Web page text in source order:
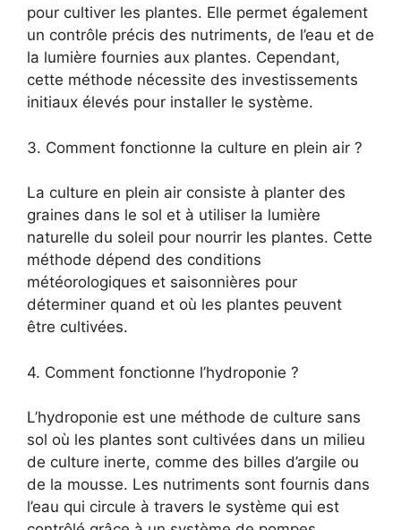
pour cultiver les plantes. Elle permet également
un contrôle précis des nutriments, de l’eau et de
la lumière fournies aux plantes. Cependant,
cette méthode nécessite des investissements
initiaux élevés pour installer le système.
3. Comment fonctionne la culture en plein air ?
La culture en plein air consiste à planter des
graines dans le sol et à utiliser la lumière
naturelle du soleil pour nourrir les plantes. Cette
méthode dépend des conditions
météorologiques et saisonnières pour
déterminer quand et où les plantes peuvent
être cultivées.
4. Comment fonctionne l’hydroponie ?
L’hydroponie est une méthode de culture sans
sol où les plantes sont cultivées dans un milieu
de culture inerte, comme des billes d’argile ou
de la mousse. Les nutriments sont fournis dans
l’eau qui circule à travers le système qui est